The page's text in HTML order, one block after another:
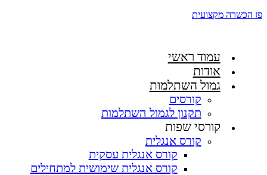
פז הכשרה מקצועית
עמוד ראשי
אודות
גמול השתלמות
קורסים
תקנון לגמול השתלמות
קורסי שפות
קורס אנגלית
קורס אנגלית עסקית
קורס אנגלית שימושית למתחילים